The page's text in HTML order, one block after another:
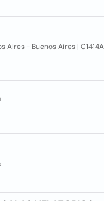
Aires - Buenos Aires |